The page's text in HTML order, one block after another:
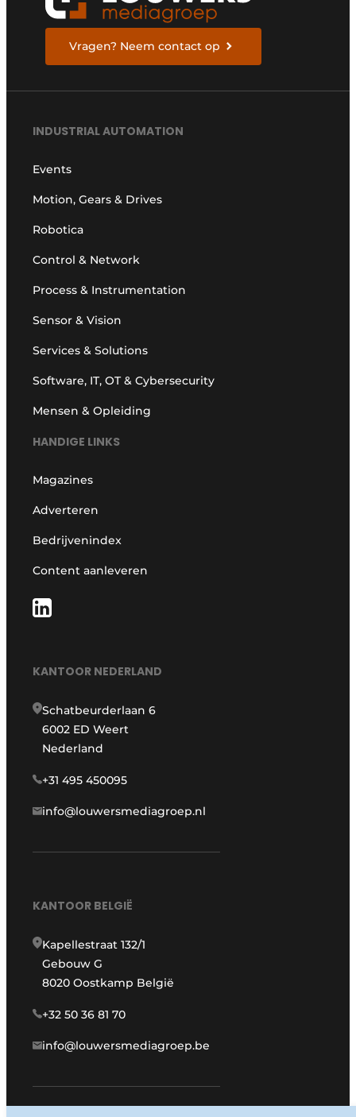
Vragen? Neem contact op
INDUSTRIAL AUTOMATION
Events
Motion, Gears & Drives
Robotica
Control & Network
Process & Instrumentation
Sensor & Vision
Services & Solutions
Software, IT, OT & Cybersecurity
Mensen & Opleiding
HANDIGE LINKS
Magazines
Adverteren
Bedrijvenindex
Content aanleveren
KANTOOR NEDERLAND
Schatbeurderlaan 6
6002 ED Weert
Nederland
+31 495 450095
info@louwersmediagroep.nl
KANTOOR BELGIË
Kapellestraat 132/1
Gebouw G
8020 Oostkamp België
+32 50 36 81 70
info@louwersmediagroep.be